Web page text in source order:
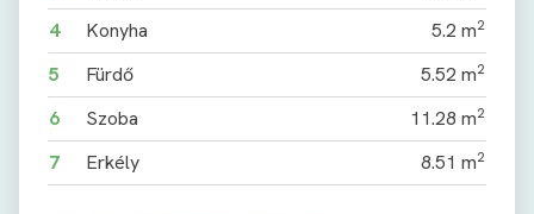
4 Konyha 5.2 m2
5 Fürdő 5.52 m2
6 Szoba 11.28 m2
7 Erkély 8.51 m2